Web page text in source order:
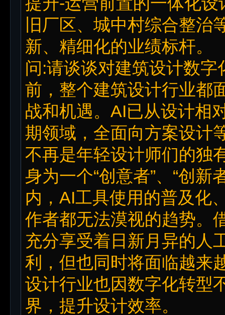
旧厂区、城中村综合整治
新、精细化的业绩标杆。
问:请谈谈对建筑设计数
前，整个建筑设计行业都
战和机遇。AI已从设计相
期领域，全面向方案设计
不再是年轻设计师们的独
身为一个“创意者”、“创新
内，AI工具使用的普及化
作者都无法漠视的趋势。
充分享受着日新月异的人
利，但也同时将面临越来
设计行业也因数字化转型
界，提升设计效率。